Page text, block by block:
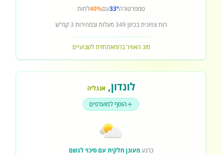
טמפרטורה33°עם40%לחות
רוחצפוניתבכיוון349מעלות ובמהירות 3קמ"ש
מזג האוויר ברומאתחזית לשבועיים
לונדון, אנגליה
הוסף למועדפים
כרגעמעונן חלקית עם סיכוי לגשם